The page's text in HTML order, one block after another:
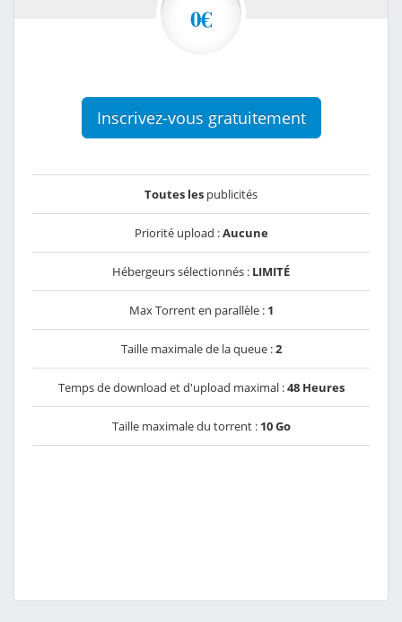
0€
Inscrivez-vous gratuitement
Toutes les publicités
Priorité upload :Aucune
Hébergeurs sélectionnés : LIMITÉ
Max Torrent en parallèle : 1
Taille maximale de la queue :2
Temps de download et d'upload maximal :48 Heures
Taille maximale du torrent : 10 Go